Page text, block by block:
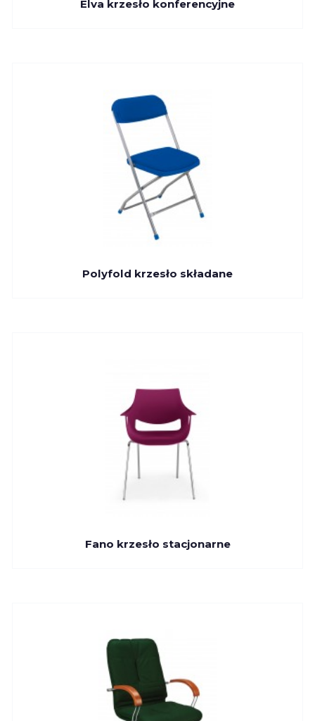
Elva krzesło konferencyjne
Polyfold krzesło składane
Fano krzesło stacjonarne